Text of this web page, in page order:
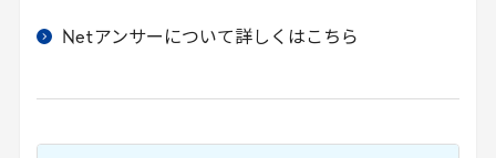
Net アンサーについて詳しくはこちら